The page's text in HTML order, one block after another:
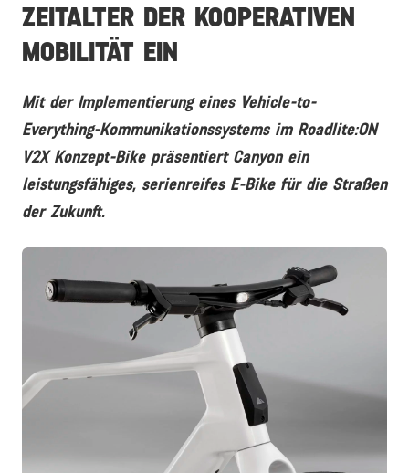
ZEITALTER DER KOOPERATIVEN
MOBILITÄT EIN
Mit der Implementierung eines Vehicle-to-
Everything-Kommunikationssystems im Roadlite:ON
V2X Konzept-Bike präsentiert Canyon ein
leistungsfähiges, serienreifes E-Bike für die Straßen
der Zukunft.